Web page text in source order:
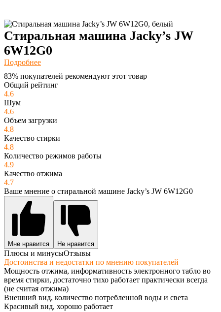
Стиральная машина Jacky’s JW
6W12G0
Подробнее
83% покупателей рекомендуют этот товар
Общий рейтинг
4.6
Шум
4.6
Объем загрузки
4.8
Качество стирки
4.8
Количество режимов работы
4.9
Качество отжима
4.7
Ваше мнение о стиральной машине Jacky’s JW 6W12G0
Мне нравится Не нравится
Плюсы и минусыОтзывы
Достоинства и недостатки по мнению покупателей
Мощность отжима, информативность электронного табло во
время стирки, достаточно тихо работает практически всегда
(не считая отжима)
Внешний вид, количество потребленной воды и света
Красивый вид, хорошо работает